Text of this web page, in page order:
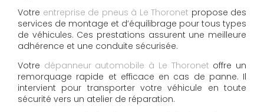
Votre entreprise de pneus à Le Thoronet propose des
services de montage et d’équilibrage pour tous types
de véhicules. Ces prestations assurent une meilleure
adhérence et une conduite sécurisée.
Votre dépanneur automobile à Le Thoronet offre un
remorquage rapide et efficace en cas de panne. Il
intervient pour transporter votre véhicule en toute
sécurité vers un atelier de réparation.